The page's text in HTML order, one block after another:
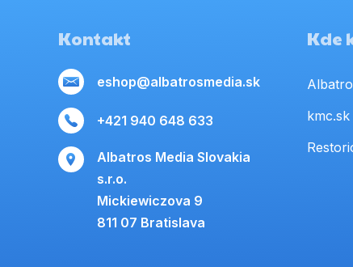
Kontakt
eshop@albatrosmedia.sk
+421 940 648 633
Albatros Media Slovakia
s.r.o.
Mickiewiczova 9
811 07 Bratislava
Kde
kmc.sk